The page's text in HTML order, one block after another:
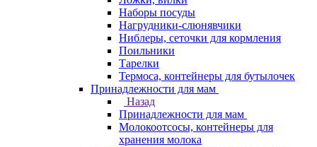
Наборы посуды
Нагрудники-слюнявчики
Ниблеры, сеточки для кормления
Поильники
Тарелки
Термоса, контейнеры для бутылочек
Принадлежности для мам
Назад
Принадлежности для мам
Молокоотсосы, контейнеры для
хранения молока